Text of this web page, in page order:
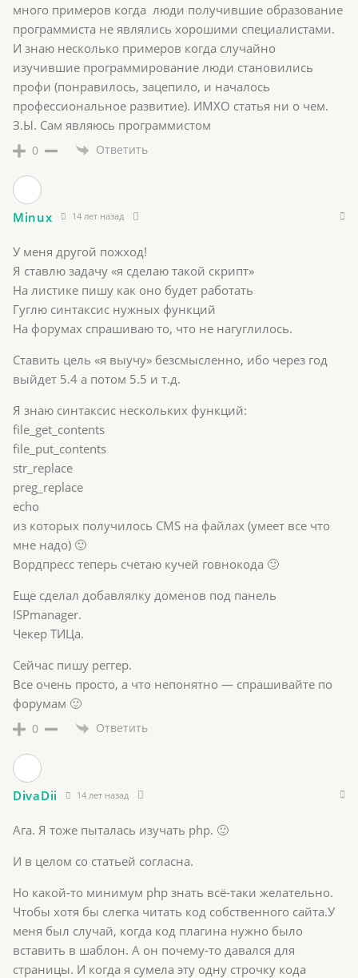
много примеров когда люди получившие образование
программиста не являлись хорошими специалистами.
И знаю несколько примеров когда случайно
изучившие программирование люди становились
профи (понравилось, зацепило, и началось
профессиональное развитие). ИМХО статья ни о чем.
З.Ы. Сам являюсь программистом
0 Ответить
Minux 14 лет назад
У меня другой пожход!
Я ставлю задачу «я сделаю такой скрипт»
На листике пишу как оно будет работать
Гуглю синтаксис нужных функций
На форумах спрашиваю то, что не нагуглилось.
Ставить цель «я выучу» безсмысленно, ибо через год
выйдет 5.4 а потом 5.5 и т.д.
Я знаю синтаксис нескольких функций:
file_get_contents
file_put_contents
str_replace
preg_replace
echo
из которых получилось CMS на файлах (умеет все что
мне надо) 🙂
Вордпресс теперь счетаю кучей говнокода 🙂
Еще сделал добавлялку доменов под панель
ISPmanager.
Чекер ТИЦа.
Сейчас пишу реггер.
Все очень просто, а что непонятно — спрашивайте по
форумам 🙂
0 Ответить
DivaDii 14 лет назад
Ага. Я тоже пыталась изучать php. 🙂
И в целом со статьей согласна.
Но какой-то минимум php знать всё-таки желательно.
Чтобы хотя бы слегка читать код собственного сайта.У
меня был случай, когда код плагина нужно было
вставить в шаблон. А он почему-то давался для
страницы. И когда я сумела эту одну строчку кода